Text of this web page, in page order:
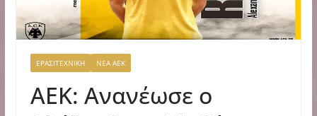
ΕΡΑΣΙΤΕΧΝΙΚΗ ΝΕΑ ΑΕΚ
ΑΕΚ: Ανανέωσε ο